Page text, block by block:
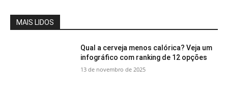
MAIS LIDOS
Qual a cerveja menos calórica? Veja um
infográfico com ranking de 12 opções
13 de novembro de 2025